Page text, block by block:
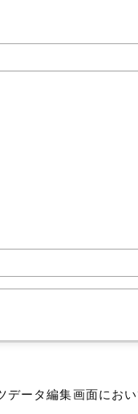
ータ編集画面にお